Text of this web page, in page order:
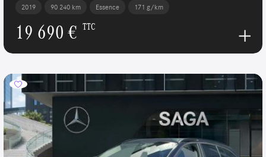
2019 90 240 km Essence 171 g/km
19 690 € TTC